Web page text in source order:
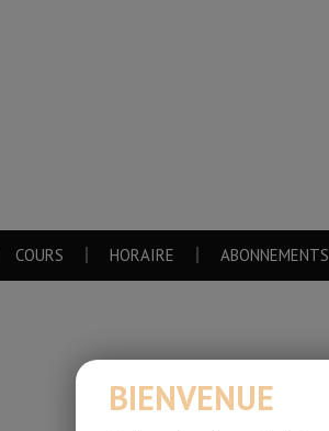
COURS HORAIRE ABONNEMENTS
BIENVENUE